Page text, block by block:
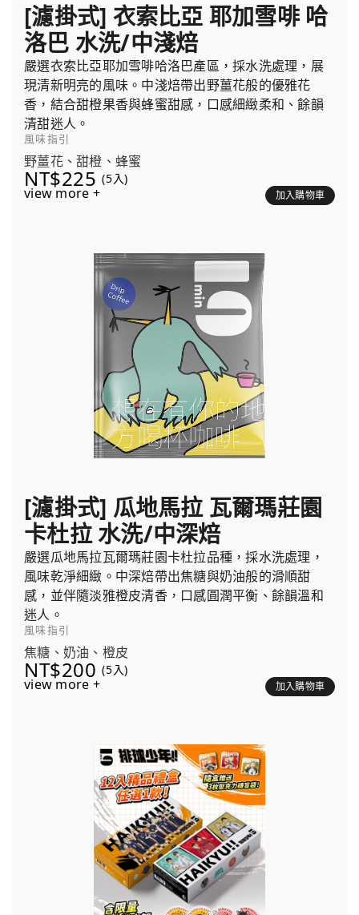
[濾掛式] 衣索比亞 耶加雪啡 哈
洛巴 水洗/中淺焙
嚴選衣索比亞耶加雪啡哈洛巴產區，採水洗處理，展
現清新明亮的風味。中淺焙帶出野薑花般的優雅花
香，結合甜橙果香與蜂蜜甜感，口感細緻柔和、餘韻
清甜迷人。
風味指引
野薑花、甜橙、蜂蜜
NT$225 (5入)
view more + 加入購物車
[濾掛式] 瓜地馬拉 瓦爾瑪莊園
卡杜拉 水洗/中深焙
嚴選瓜地馬拉瓦爾瑪莊園卡杜拉品種，採水洗處理，
風味乾淨細緻。中深焙帶出焦糖與奶油般的滑順甜
感，並伴隨淡雅橙皮清香，口感圓潤平衡、餘韻溫和
迷人。
風味指引
焦糖、奶油、橙皮
NT$200 (5入)
view more + 加入購物車